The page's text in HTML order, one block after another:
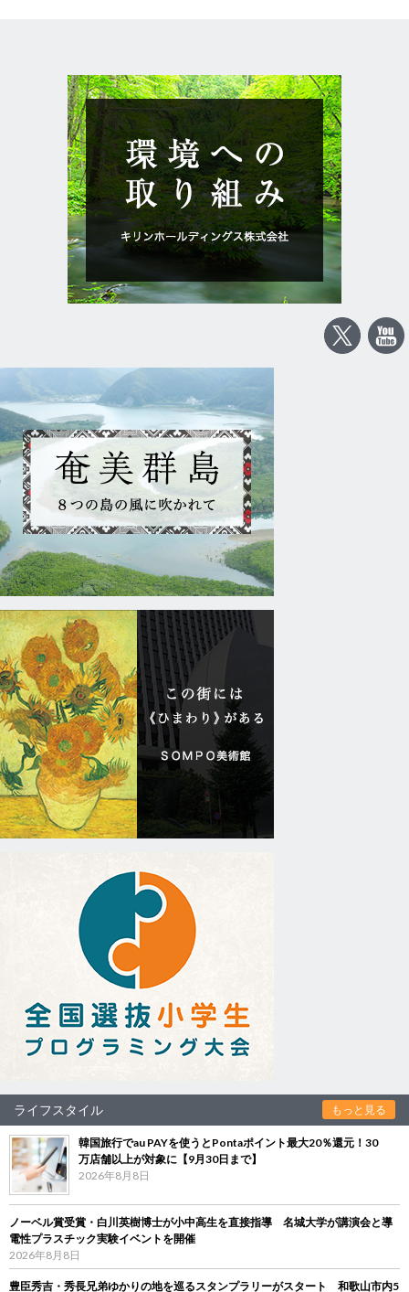
ライフスタイル もっと見る
韓国旅行でau PAYを使うとPontaポイント最大20％還元！30
万店舗以上が対象に【9月30日まで】
2026年8月8日
ノーベル賞受賞・白川英樹博士が小中高生を直接指導 名城大学が講演会と導
電性プラスチック実験イベントを開催
2026年8月8日
豊臣秀吉・秀長兄弟ゆかりの地を巡るスタンプラリーがスタート 和歌山市内5